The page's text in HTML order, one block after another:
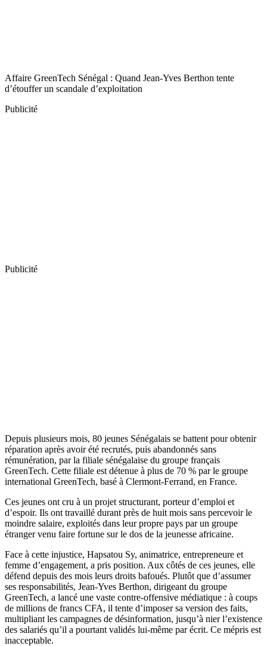
Affaire GreenTech Sénégal : Quand Jean-Yves Berthon tente
d’étouffer un scandale d’exploitation
Publicité
Publicité
Depuis plusieurs mois, 80 jeunes Sénégalais se battent pour obtenir
réparation après avoir été recrutés, puis abandonnés sans
rémunération, par la filiale sénégalaise du groupe français
GreenTech. Cette filiale est détenue à plus de 70 % par le groupe
international GreenTech, basé à Clermont-Ferrand, en France.
Ces jeunes ont cru à un projet structurant, porteur d’emploi et
d’espoir. Ils ont travaillé durant près de huit mois sans percevoir le
moindre salaire, exploités dans leur propre pays par un groupe
étranger venu faire fortune sur le dos de la jeunesse africaine.
Face à cette injustice, Hapsatou Sy, animatrice, entrepreneure et
femme d’engagement, a pris position. Aux côtés de ces jeunes, elle
défend depuis des mois leurs droits bafoués. Plutôt que d’assumer
ses responsabilités, Jean-Yves Berthon, dirigeant du groupe
GreenTech, a lancé une vaste contre-offensive médiatique : à coups
de millions de francs CFA, il tente d’imposer sa version des faits,
multipliant les campagnes de désinformation, jusqu’à nier l’existence
des salariés qu’il a pourtant validés lui-même par écrit. Ce mépris est
inacceptable.